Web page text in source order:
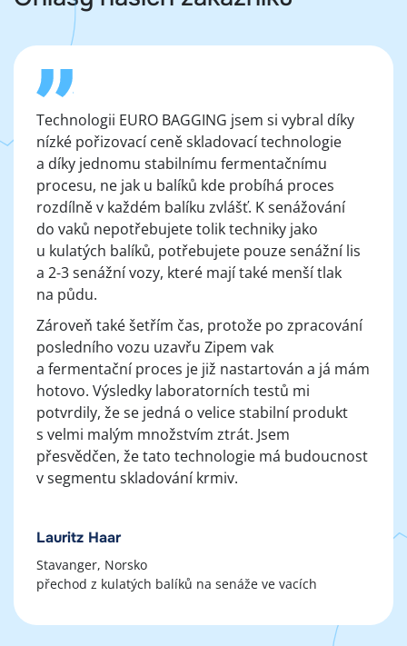
Lauritz Haar
Stavanger, Norsko
přechod z kulatých balíků na senáže ve vacích
Technologii EURO BAGGING jsem si vybral díky
nízké pořizovací ceně skladovací technologie
a díky jednomu stabilnímu fermentačnímu
procesu, ne jak u balíků kde probíhá proces
rozdílně v každém balíku zvlášť. K senážování
do vaků nepotřebujete tolik techniky jako
u kulatých balíků, potřebujete pouze senážní lis
a 2-3 senážní vozy, které mají také menší tlak
na půdu.
Zároveň také šetřím čas, protože po zpracování
posledního vozu uzavřu Zipem vak
a fermentační proces je již nastartován a já mám
hotovo. Výsledky laboratorních testů mi
potvrdily, že se jedná o velice stabilní produkt
s velmi malým množstvím ztrát. Jsem
přesvědčen, že tato technologie má budoucnost
v segmentu skladování krmiv.